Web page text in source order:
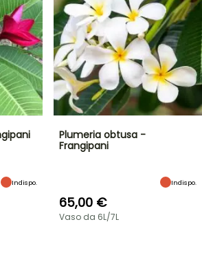
Indispo.
Plumeria obtusa -
Frangipani
Indispo.
65,00 €
Vaso da 6L/7L